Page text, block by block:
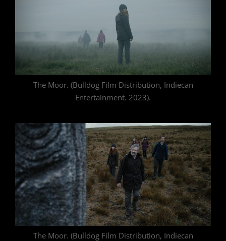
The Moor. (Bulldog Film Distribution, Indiecan
Entertainment. 2023).
The Moor. (Bulldog Film Distribution, Indiecan